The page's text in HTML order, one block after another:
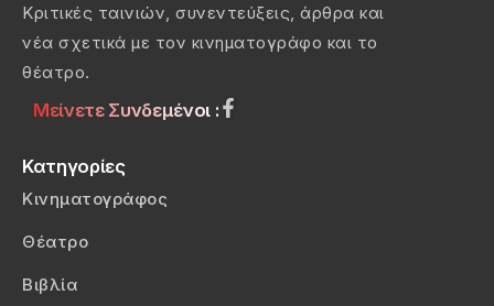
Κριτικές ταινιών, συνεντεύξεις, άρθρα και
νέα σχετικά με τον κινηματογράφο και το
θέατρο.
Μείνετε Συνδεμένοι :
Κατηγορίες
Κινηματογράφος
Θέατρο
Βιβλία